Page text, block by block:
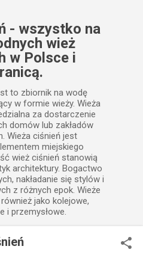
- wszystko na
wież
w Polsce i
to zbiornik na wodę
w formie wieży. Wieża
za dostarczenie
domów lub zakładów
Wieża ciśnień jest
miejskiego
wież ciśnień stanowią
architektury. Bogactwo
nakładanie się stylów i
z różnych epok. Wieże
jako kolejowe,
i przemysłowe.